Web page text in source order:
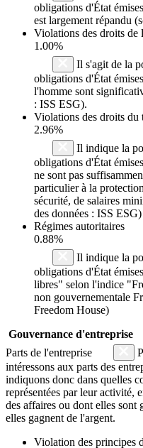
obligations d'État
est largement répandu
Violations des droits de
1.00%
Il s'agit de la
obligations d'État
l'homme sont
: ISS ESG).
Violations des droits du
2.96%
Il indique la
obligations d'État
ne sont pas
particulier à la
sécurité, de salaires
des données : ISS ESG)
Régimes autoritaires
0.88%
Il indique la
obligations d'État
libres" selon l'indice
non gouvernementale
Freedom House)
Gouvernance d'entreprise
Parts de l'entreprise
intéressons aux parts des
indiquons donc dans quelles
représentées par leur activité,
des affaires ou dont elles sont
elles gagnent de l'argent.
Violation des principes